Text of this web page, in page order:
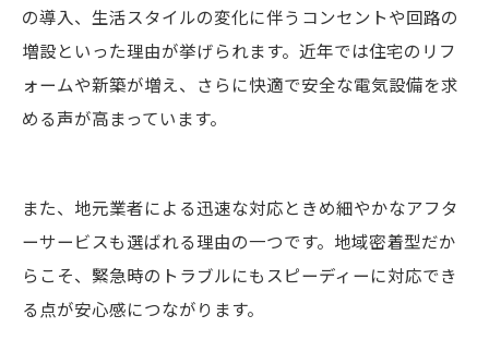
の導入、生活スタイルの変化に伴うコンセントや回路の
増設といった理由が挙げられます。近年では住宅のリフ
ォームや新築が増え、さらに快適で安全な電気設備を求
める声が高まっています。
また、地元業者による迅速な対応ときめ細やかなアフタ
ーサービスも選ばれる理由の一つです。地域密着型だか
らこそ、緊急時のトラブルにもスピーディーに対応でき
る点が安心感につながります。